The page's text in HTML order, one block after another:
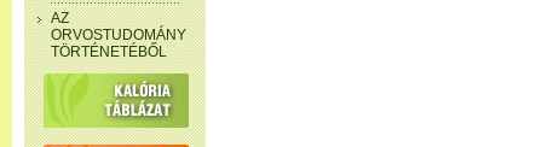
AZ
ORVOSTUDOMÁNY
TÖRTÉNETÉBŐL